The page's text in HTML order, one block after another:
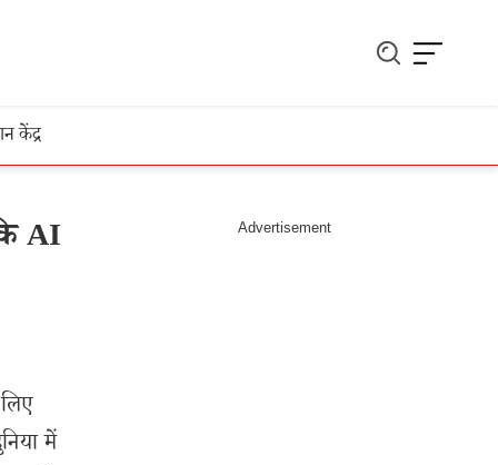
केंद्र
AI
में